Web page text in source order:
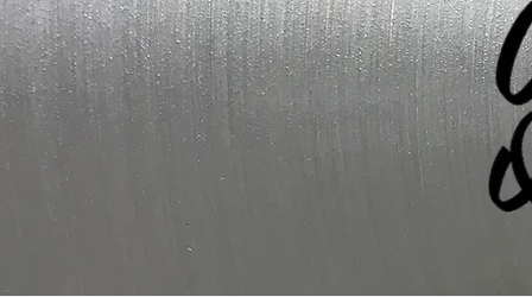
Ajouter au panier
79,99 $
Ajouter au panier
1 049,99 $
Ajouter au panier